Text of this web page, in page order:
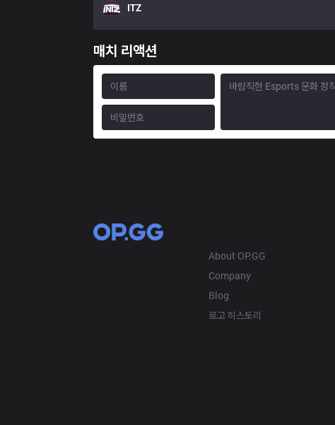
ITZ
매치 리액션
About OP.GG
Company
Blog
로고 히스토리